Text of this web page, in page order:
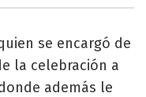
se encargó de
la celebración a
además le